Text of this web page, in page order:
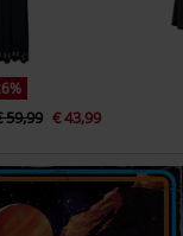
59,99 € 43,99